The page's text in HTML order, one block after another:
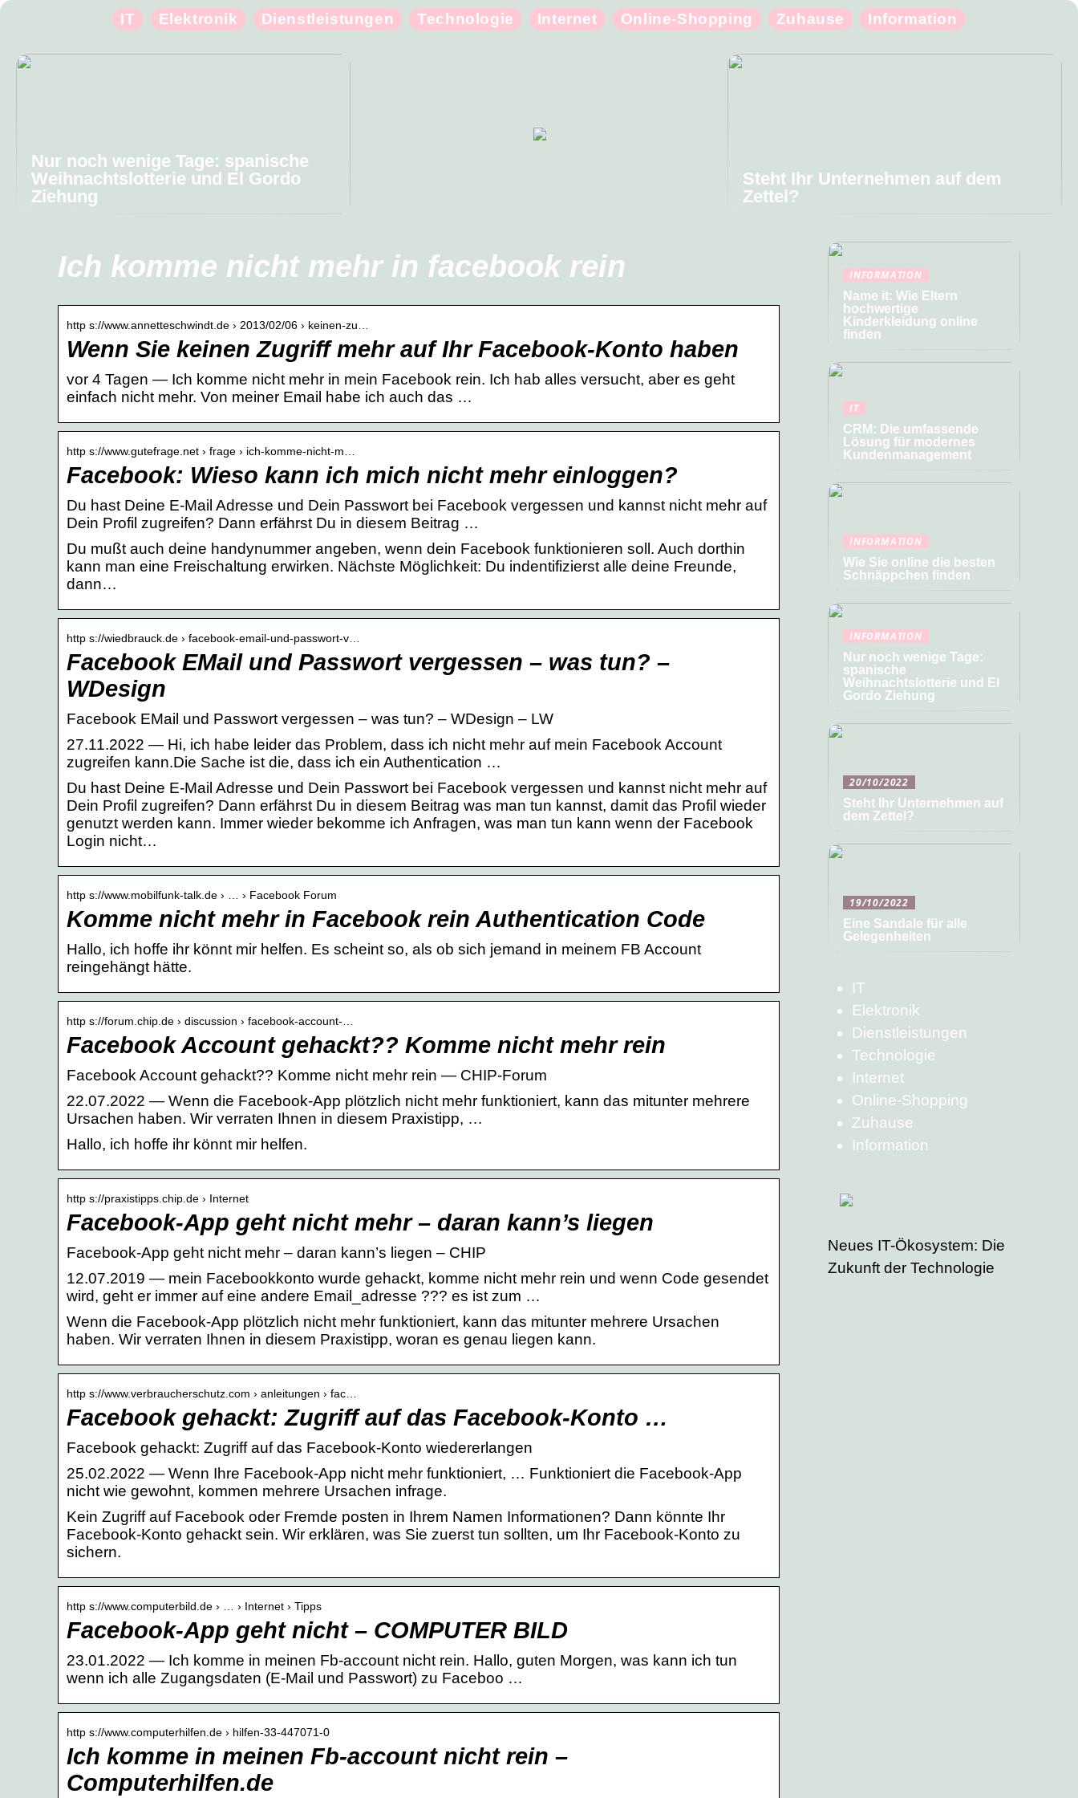
IT Elektronik Dienstleistungen Technologie Internet Online-Shopping Zuhause Information
Nur noch wenige Tage: spanische
Weihnachtslotterie und El Gordo
Ziehung
Steht Ihr Unternehmen auf dem
Zettel?
Ich komme nicht mehr in facebook rein
http s://www.annetteschwindt.de › 2013/02/06 › keinen-zu…
Wenn Sie keinen Zugriff mehr auf Ihr Facebook-Konto haben
vor 4 Tagen — Ich komme nicht mehr in mein Facebook rein. Ich hab alles versucht, aber es geht
einfach nicht mehr. Von meiner Email habe ich auch das …
http s://www.gutefrage.net › frage › ich-komme-nicht-m…
Facebook: Wieso kann ich mich nicht mehr einloggen?
Du hast Deine E-Mail Adresse und Dein Passwort bei Facebook vergessen und kannst nicht mehr auf
Dein Profil zugreifen? Dann erfährst Du in diesem Beitrag …
Du mußt auch deine handynummer angeben, wenn dein Facebook funktionieren soll. Auch dorthin
kann man eine Freischaltung erwirken. Nächste Möglichkeit: Du indentifizierst alle deine Freunde,
dann…
http s://wiedbrauck.de › facebook-email-und-passwort-v…
Facebook EMail und Passwort vergessen – was tun? –
WDesign
Facebook EMail und Passwort vergessen – was tun? – WDesign – LW
27.11.2022 — Hi, ich habe leider das Problem, dass ich nicht mehr auf mein Facebook Account
zugreifen kann.Die Sache ist die, dass ich ein Authentication …
Du hast Deine E-Mail Adresse und Dein Passwort bei Facebook vergessen und kannst nicht mehr auf
Dein Profil zugreifen? Dann erfährst Du in diesem Beitrag was man tun kannst, damit das Profil wieder
genutzt werden kann. Immer wieder bekomme ich Anfragen, was man tun kann wenn der Facebook
Login nicht…
http s://www.mobilfunk-talk.de › … › Facebook Forum
Komme nicht mehr in Facebook rein Authentication Code
Hallo, ich hoffe ihr könnt mir helfen. Es scheint so, als ob sich jemand in meinem FB Account
reingehängt hätte.
http s://forum.chip.de › discussion › facebook-account-…
Facebook Account gehackt?? Komme nicht mehr rein
Facebook Account gehackt?? Komme nicht mehr rein — CHIP-Forum
22.07.2022 — Wenn die Facebook-App plötzlich nicht mehr funktioniert, kann das mitunter mehrere
Ursachen haben. Wir verraten Ihnen in diesem Praxistipp, …
Hallo, ich hoffe ihr könnt mir helfen.
http s://praxistipps.chip.de › Internet
Facebook-App geht nicht mehr – daran kann’s liegen
Facebook-App geht nicht mehr – daran kann’s liegen – CHIP
12.07.2019 — mein Facebookkonto wurde gehackt, komme nicht mehr rein und wenn Code gesendet
wird, geht er immer auf eine andere Email_adresse ??? es ist zum …
Wenn die Facebook-App plötzlich nicht mehr funktioniert, kann das mitunter mehrere Ursachen
haben. Wir verraten Ihnen in diesem Praxistipp, woran es genau liegen kann.
http s://www.verbraucherschutz.com › anleitungen › fac…
Facebook gehackt: Zugriff auf das Facebook-Konto …
Facebook gehackt: Zugriff auf das Facebook-Konto wiedererlangen
25.02.2022 — Wenn Ihre Facebook-App nicht mehr funktioniert, … Funktioniert die Facebook-App
nicht wie gewohnt, kommen mehrere Ursachen infrage.
Kein Zugriff auf Facebook oder Fremde posten in Ihrem Namen Informationen? Dann könnte Ihr
Facebook-Konto gehackt sein. Wir erklären, was Sie zuerst tun sollten, um Ihr Facebook-Konto zu
sichern.
http s://www.computerbild.de › … › Internet › Tipps
Facebook-App geht nicht – COMPUTER BILD
23.01.2022 — Ich komme in meinen Fb-account nicht rein. Hallo, guten Morgen, was kann ich tun
wenn ich alle Zugangsdaten (E-Mail und Passwort) zu Faceboo …
http s://www.computerhilfen.de › hilfen-33-447071-0
Ich komme in meinen Fb-account nicht rein –
Computerhilfen.de
INFORMATION
Name it: Wie Eltern
hochwertige
Kinderkleidung online
finden
IT
CRM: Die umfassende
Lösung für modernes
Kundenmanagement
INFORMATION
Wie Sie online die besten
Schnäppchen finden
INFORMATION
Nur noch wenige Tage:
spanische
Weihnachtslotterie und El
Gordo Ziehung
20/10/2022
Steht Ihr Unternehmen auf
dem Zettel?
19/10/2022
Eine Sandale für alle
Gelegenheiten
IT
Elektronik
Dienstleistungen
Technologie
Internet
Online-Shopping
Zuhause
Information
Neues IT-Ökosystem: Die
Zukunft der Technologie